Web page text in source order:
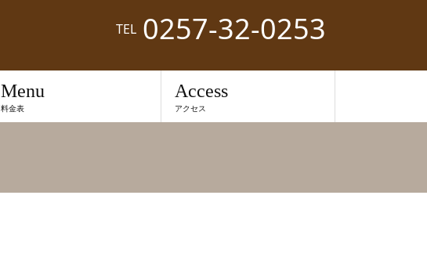
TEL 0257-32-0253
Menu
料金表
Access
アクセス